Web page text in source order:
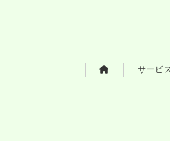
サービス